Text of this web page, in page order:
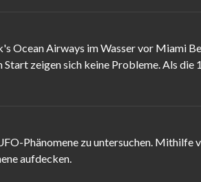
Airways im Wasser vor Miami
zeigen sich keine Probleme. Als
Phänomene zu untersuchen. Mithilfe
aufdecken.